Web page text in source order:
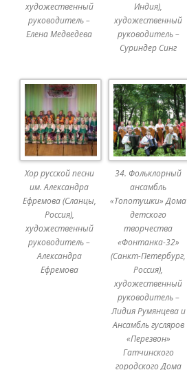
художественный
руководитель –
Елена Медведева
Индия),
художественный
руководитель –
Суриндер Синг
Хор русской песни
им. Александра
Ефремова (Сланцы,
Россия),
художественный
руководитель –
Александра
Ефремова
34. Фольклорный
ансамбль
«Топотушки» Дома
детского
творчества
«Фонтанка-32»
(Санкт-Петербург,
Россия),
художественный
руководитель –
Лидия Румянцева и
Ансамбль гусляров
«Перезвон»
Гатчинского
городского Дома